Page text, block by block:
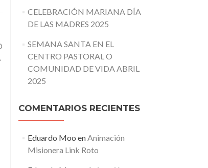
CELEBRACIÓN MARIANA DÍA
DE LAS MADRES 2025
SEMANA SANTA EN EL
CENTRO PASTORAL O
COMUNIDAD DE VIDA ABRIL
2025
COMENTARIOS RECIENTES
Eduardo Moo enAnimación
Misionera Link Roto